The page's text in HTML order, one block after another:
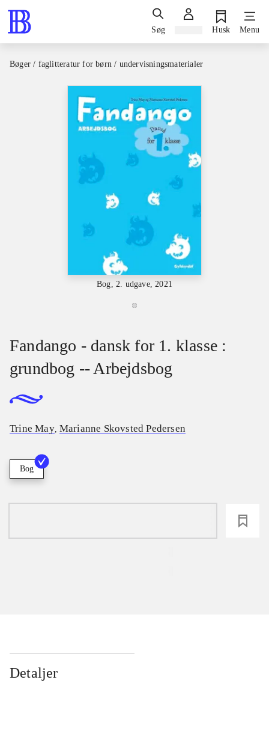
Søg Husk Menu
Bøger / faglitteratur for børn / undervisningsmaterialer
Bog, 2. udgave, 2021
Fandango - dansk for 1. klasse :
grundbog -- Arbejdsbog
Trine May, Marianne Skovsted Pedersen
Bog
Detaljer